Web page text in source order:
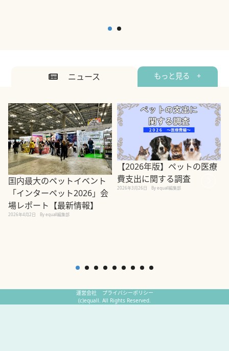
ニュース もっと見る +
国内最大のペットイベント
「インターペット2026」会
場レポート【最新情報】
2026年4月2日 By equall編集部
【2026年版】ペットの医療
費支出に関する調査
2026年3月26日 By equall編集部
運営会社
プライバシーポリシー
(c)equall. All Rights Reserved.